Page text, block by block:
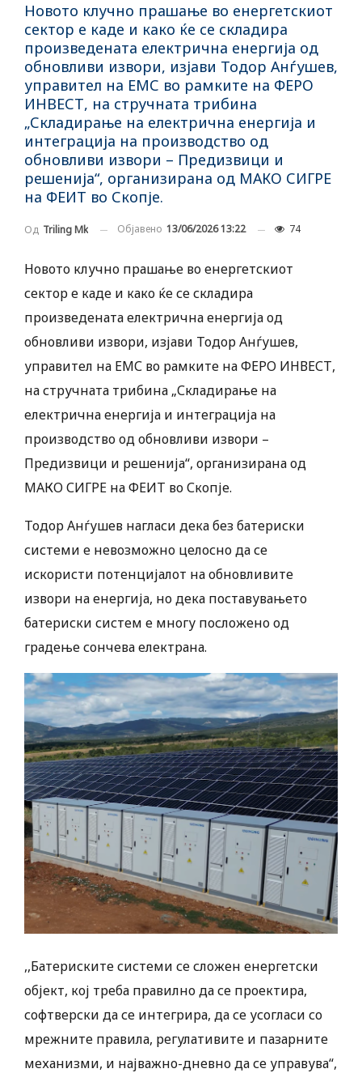
Новото клучно прашање во енергетскиот
сектор е каде и како ќе се складира
произведената електрична енергија од
обновливи извори, изјави Тодор Анѓушев,
управител на ЕМС во рамките на ФЕРО
ИНВЕСТ, на стручната трибина
„Складирање на електрична енергија и
интеграција на производство од
обновливи извори – Предизвици и
решенија“, организирана од МАКО СИГРЕ
на ФЕИТ во Скопје.
Од Triling Mk Објавено 13/06/2026 13:22 74
Новото клучно прашање во енергетскиот
сектор е каде и како ќе се складира
произведената електрична енергија од
обновливи извори, изјави Тодор Анѓушев,
управител на ЕМС во рамките на ФЕРО ИНВЕСТ,
на стручната трибина „Складирање на
електрична енергија и интеграција на
производство од обновливи извори –
Предизвици и решенија“, организирана од
МАКО СИГРЕ на ФЕИТ во Скопје.
Тодор Анѓушев нагласи дека без батериски
системи е невозможно целосно да се
искористи потенцијалот на обновливите
извори на енергија, но дека поставувањето
батериски систем е многу посложено од
градење сончева електрана.
,,Батериските системи се сложен енергетски
објект, кој треба правилно да се проектира,
софтверски да се интегрира, да се усогласи со
мрежните правила, регулативите и пазарните
механизми, и најважно-дневно да се управува“,